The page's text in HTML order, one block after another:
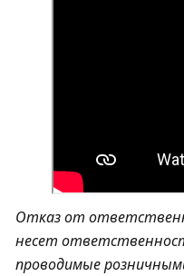
Отказ от
несет
проводимые